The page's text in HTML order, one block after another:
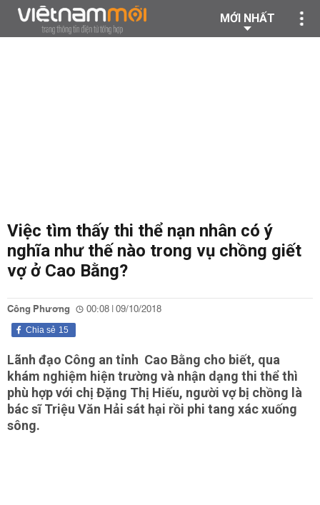
MỚI NHẤT
Việc tìm thấy thi thể nạn nhân có ý
nghĩa như thế nào trong vụ chồng giết
vợ ở Cao Bằng?
Công Phương 00:08 | 09/10/2018
15
Chia sẻ
Lãnh đạo Công an tỉnh Cao Bằng cho biết, qua
khám nghiệm hiện trường và nhận dạng thi thể thì
phù hợp với chị Đặng Thị Hiếu, người vợ bị chồng là
bác sĩ Triệu Văn Hải sát hại rồi phi tang xác xuống
sông.